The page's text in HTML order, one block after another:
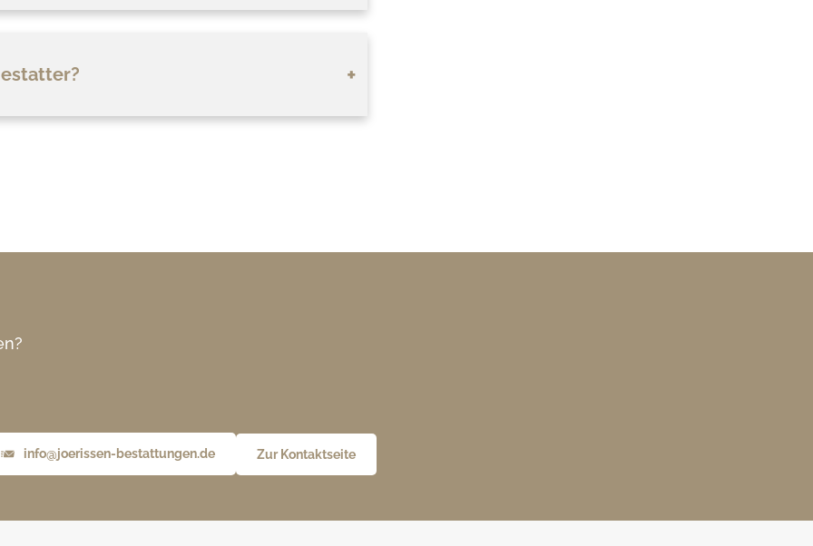
info@joerissen-bestattungen.de Zur Kontaktseite